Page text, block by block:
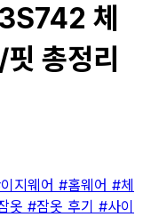
체
총정리
지웨어 #홈웨어 #체
옷 #잠옷 후기 #사이